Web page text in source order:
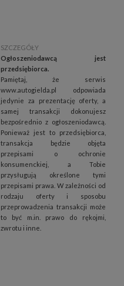
SZCZEGÓŁY
Ogłoszeniodawcą jest
przedsiębiorca.
Pamiętaj, że serwis
www.autogielda.pl odpowiada
jedynie za prezentację oferty, a
samej transakcji dokonujesz
bezpośrednio z ogłoszeniodawcą.
Ponieważ jest to przedsiębiorca,
transakcja będzie objęta
przepisami o ochronie
konsumenckiej, a Tobie
przysługują określone tymi
przepisami prawa. W zależności od
rodzaju oferty i sposobu
przeprowadzenia transakcji może
to być m.in. prawo do rękojmi,
zwrotu i inne.